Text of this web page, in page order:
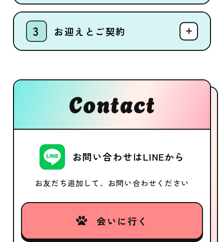
お迎えとご契約
Contact
お問い合わせはLINEから
お友だち追加して、お問い合わせください
会いに行く